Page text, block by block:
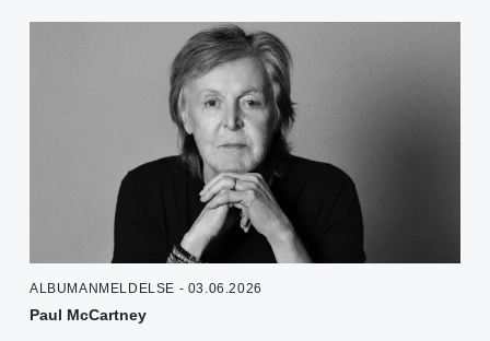
ALBUMANMELDELSE - 03.06.2026
Paul McCartney